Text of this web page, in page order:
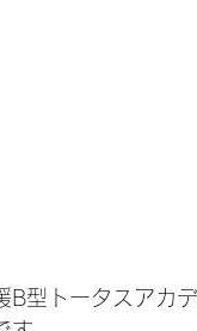
B型トータスアカ